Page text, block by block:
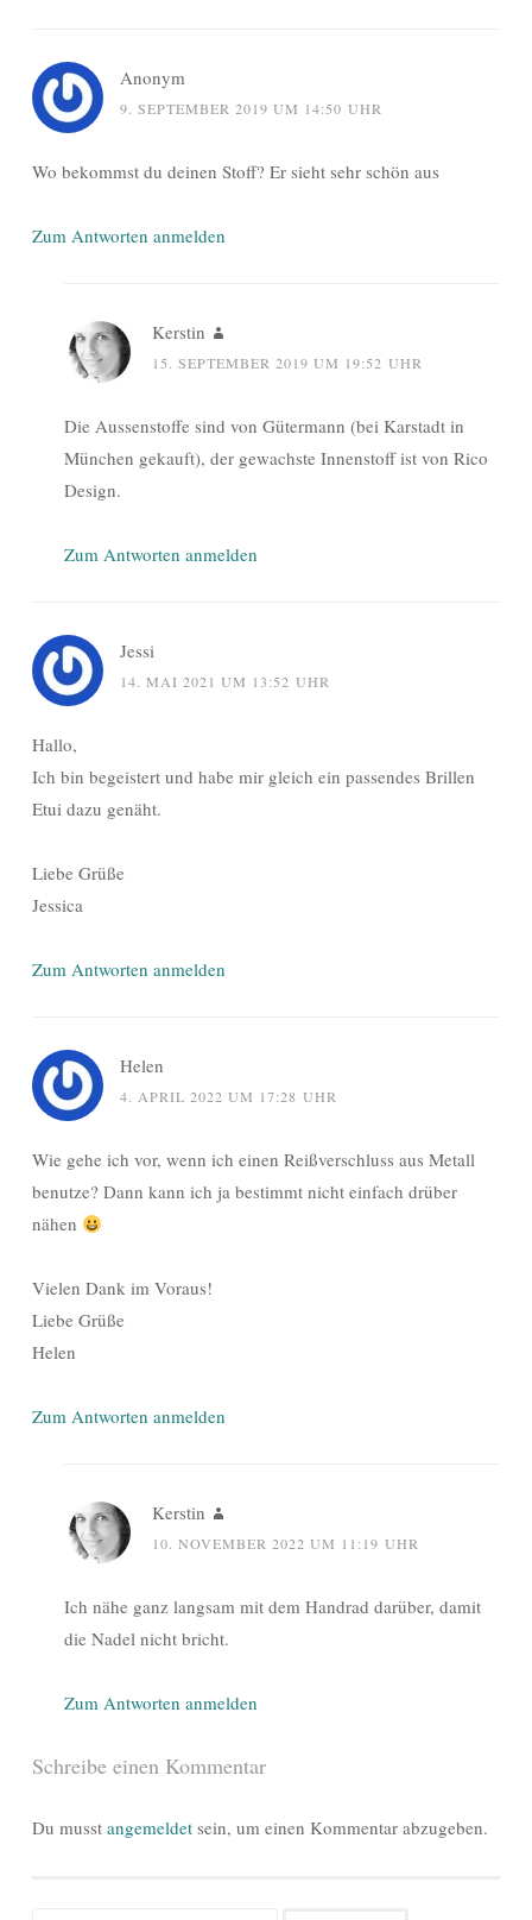
Anonym
9. SEPTEMBER 2019 UM 14:50 UHR
Wo bekommst du deinen Stoff? Er sieht sehr schön aus
Zum Antworten anmelden
Kerstin
15. SEPTEMBER 2019 UM 19:52 UHR
Die Aussenstoffe sind von Gütermann (bei Karstadt in
München gekauft), der gewachste Innenstoff ist von Rico
Design.
Zum Antworten anmelden
Jessi
14. MAI 2021 UM 13:52 UHR
Hallo,
Ich bin begeistert und habe mir gleich ein passendes Brillen
Etui dazu genäht.
Liebe Grüße
Jessica
Zum Antworten anmelden
Helen
4. APRIL 2022 UM 17:28 UHR
Wie gehe ich vor, wenn ich einen Reißverschluss aus Metall
benutze? Dann kann ich ja bestimmt nicht einfach drüber
nähen
Vielen Dank im Voraus!
Liebe Grüße
Helen
Zum Antworten anmelden
Kerstin
10. NOVEMBER 2022 UM 11:19 UHR
Ich nähe ganz langsam mit dem Handrad darüber, damit
die Nadel nicht bricht.
Zum Antworten anmelden
Schreibe einen Kommentar
Du musst angemeldet sein, um einen Kommentar abzugeben.